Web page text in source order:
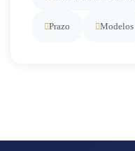
Prazo Modelos